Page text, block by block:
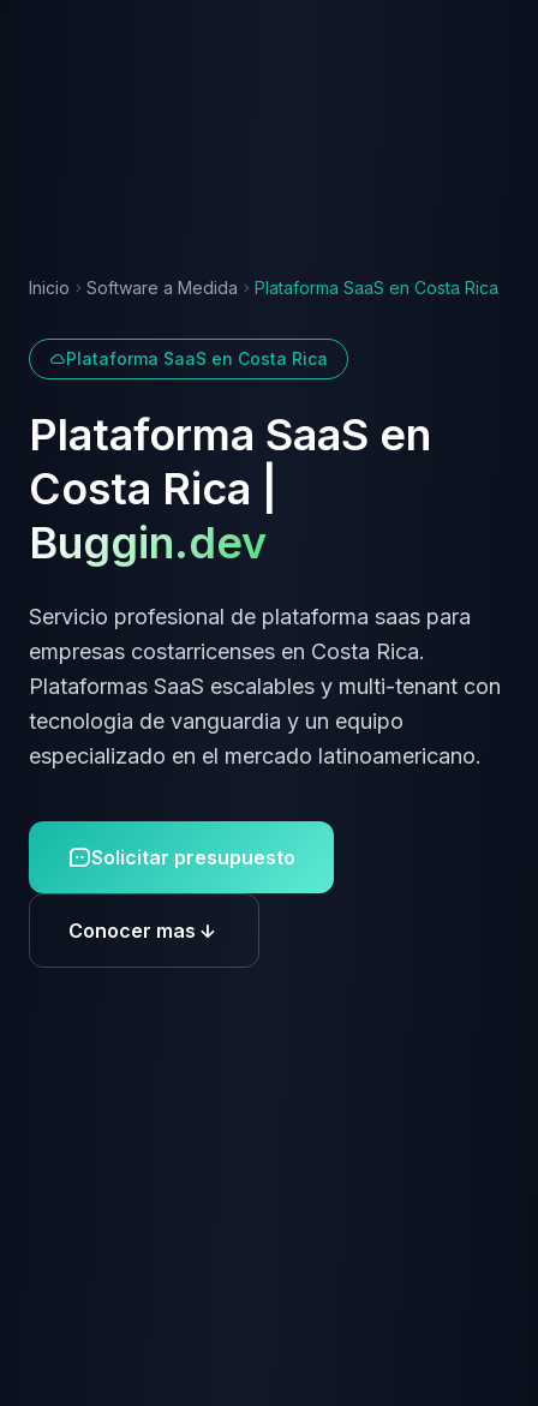
Inicio Software a Medida Plataforma SaaS en Costa Rica
Plataforma SaaS en Costa Rica
Plataforma SaaS en
Costa Rica
Buggin.dev
Servicio profesional de plataforma saas para
empresas costarricenses en Costa Rica.
Plataformas SaaS escalables y multi-tenant con
tecnologia de vanguardia y un equipo
especializado en el mercado latinoamericano.
Solicitar presupuesto
Conocer mas